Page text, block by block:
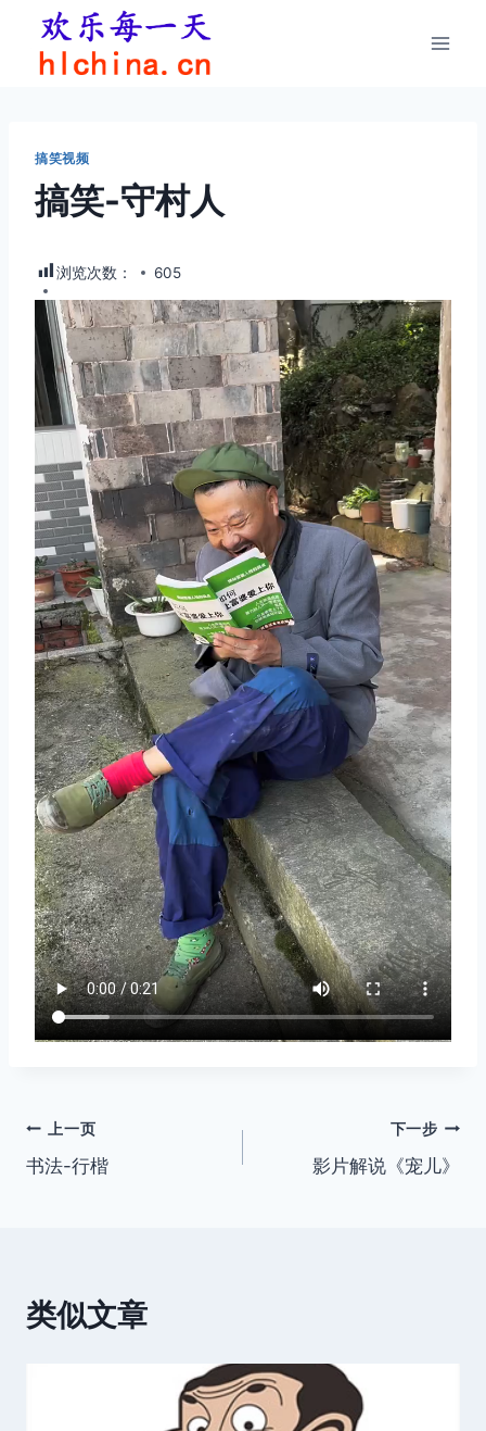
搞笑视频
搞笑-守村人
浏览次数： 605
文
章
上一页
书法-行楷
下一步
影片解说《宠儿》
类似文章